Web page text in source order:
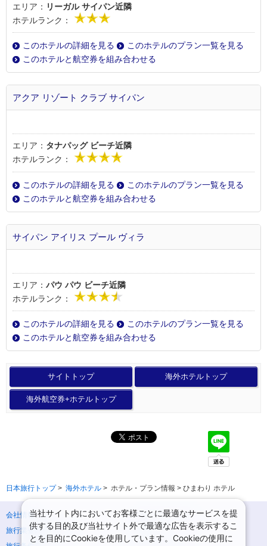
エリア： リーガル サイパン近隣
ホテルランク：
このホテルの詳細を見る
このホテルのプラン一覧を見る
このホテルと航空券を組み合わせる
アクア リゾート クラブ サイパン
エリア： タナパッグ ビーチ近隣
ホテルランク：
このホテルの詳細を見る
このホテルのプラン一覧を見る
このホテルと航空券を組み合わせる
サイパン アイリス プール ヴィラ
エリア： パウ パウ ビーチ近隣
ホテルランク：
このホテルの詳細を見る
このホテルのプラン一覧を見る
このホテルと航空券を組み合わせる
サイトトップ 海外ホテルトップ
海外航空券+ホテルトップ
日本旅行トップ> 海外ホテル > ホテル・プラン情報 > ひまわり ホテル
会社情報
プライバシーポリシー
旅行業登録票・約款
規約集
当社サイト内においてお客様ごとに最適なサービスを提
供する目的及び当社サイト外で最適な広告を表示するこ
とを目的にCookieを使用しています。Cookieの使用に